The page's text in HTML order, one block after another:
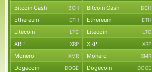
Bitcoin Cash BCH Bitcoin Cash BCH
Ethereum ETH Ethereum ETH
Litecoin LTC Litecoin LTC
XRP XRP XRP XRP
Monero XMR Monero XMR
Dogecoin DOGE Dogecoin DOGE